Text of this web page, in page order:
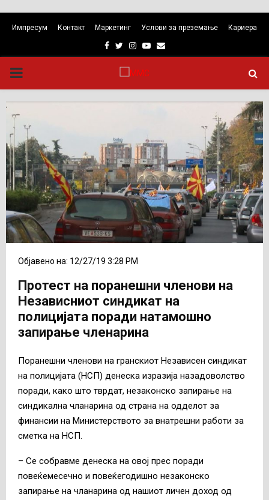
Импресум Контакт Маркетинг Услови за преземање Кариера
Facebook
TwitterInstagram
Youtube
Email
PRIMARY
MENU
Објавено на: 12/27/19 3:28 PM
Протест на поранешни членови на
Независниот синдикат на
полицијата поради натамошно
запирање членарина
Поранешни членови на гранскиот Независен синдикат
на полицијата (НСП) денеска изразија назадоволство
поради, како што тврдат, незаконско запирање на
синдикална чланарина од страна на одделот за
финансии на Министерството за внатрешни работи за
сметка на НСП.
– Се собравме денеска на овој прес поради
повеќемесечно и повеќегодишно незаконско
запирање на чланарина од нашиот личен доход од